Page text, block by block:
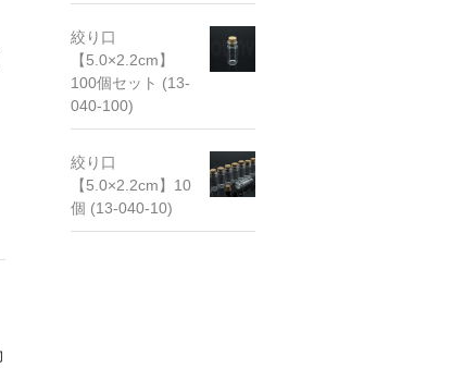
絞り口
【5.0×2.2cm】
100個セット (13-
040-100)
絞り口
【5.0×2.2cm】10
個 (13-040-10)